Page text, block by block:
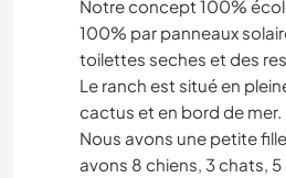
Notre concept 100%
100% par panneaux
toilettes seches et des
Le ranch est situé en
cactus et en bord de mer.
Nous avons une petite
avons 8 chiens, 3 chats,